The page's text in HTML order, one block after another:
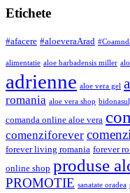
Etichete
#afacere #aloeveraArad
alimentatie aloe barbadensis miller
adrienne aloe vera gel
romania aloe vera shop
comanda online aloe vera
comenziforever
forever living romania forever
online shop produse
PROMOTIE sanatate oradea